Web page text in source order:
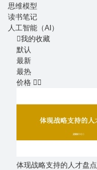
思维模型
读书笔记
人工智能（AI）
我的收藏
默认
最新
最热
价格 
体现战略支持的人才盘点